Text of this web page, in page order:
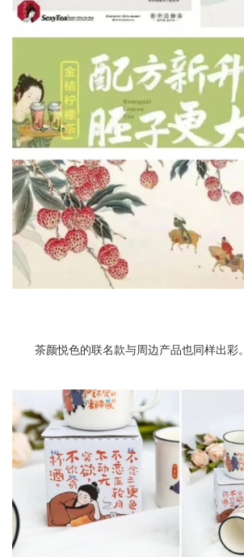
茶颜悦色的联名款与周边产品也同样出彩。